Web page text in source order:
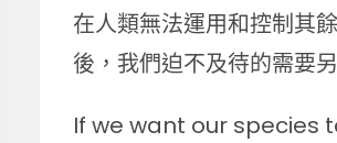
在人類無法運用和控制其
後，我們迫不及待的需要
If we want our species